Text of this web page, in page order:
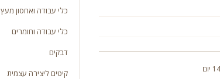
כלי עבודה ואחסון מעץ
כלי עבודה וחומרים
דבקים
קיטים ליצירה עצמית